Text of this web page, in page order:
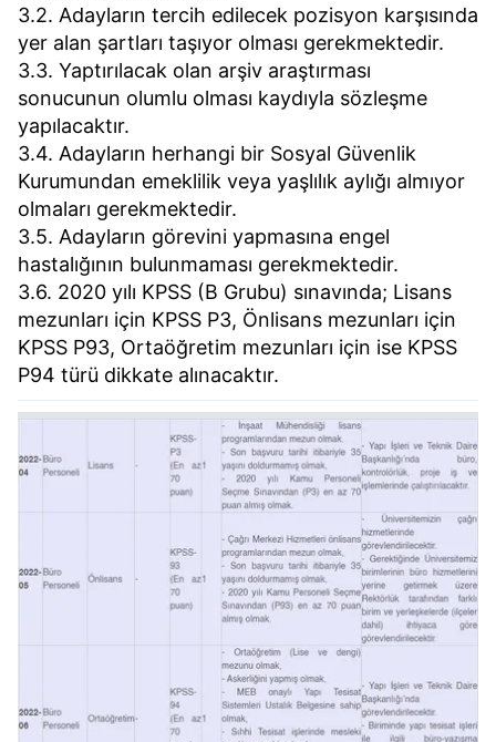
3.2. Adayların tercih edilecek pozisyon karşısında
yer alan şartları taşıyor olması gerekmektedir.
3.3. Yaptırılacak olan arşiv araştırması
sonucunun olumlu olması kaydıyla sözleşme
yapılacaktır.
3.4. Adayların herhangi bir Sosyal Güvenlik
Kurumundan emeklilik veya yaşlılık aylığı almıyor
olmaları gerekmektedir.
3.5. Adayların görevini yapmasına engel
hastalığının bulunmaması gerekmektedir.
3.6. 2020 yılı KPSS (B Grubu) sınavında; Lisans
mezunları için KPSS P3, Önlisans mezunları için
KPSS P93, Ortaöğretim mezunları için ise KPSS
P94 türü dikkate alınacaktır.